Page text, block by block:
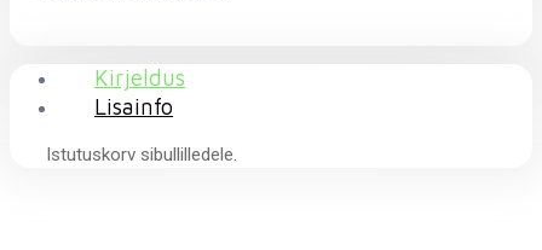
Kirjeldus
Lisainfo
Istutuskorv sibullilledele.